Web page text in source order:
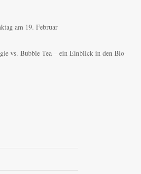
am 19. Februar
vs. Bubble Tea – ein Einblick in den Bio-